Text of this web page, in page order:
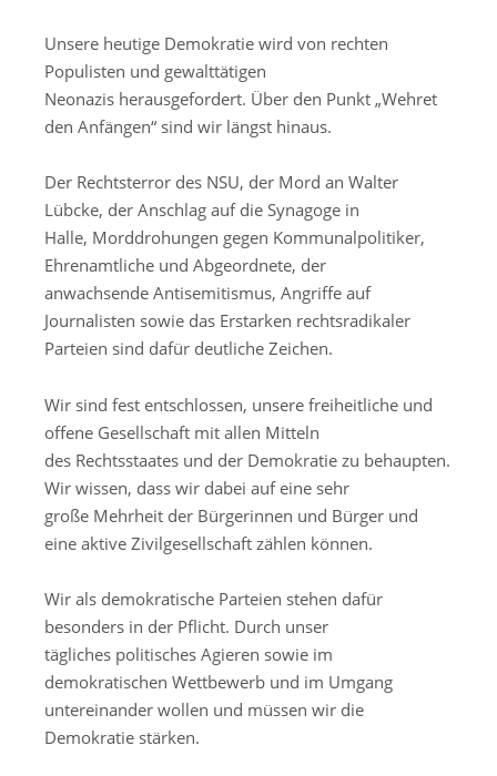
Unsere heutige Demokratie wird von rechten
Populisten und gewalttätigen
Neonazis herausgefordert. Über den Punkt „Wehret
den Anfängen“ sind wir längst hinaus.
Der Rechtsterror des NSU, der Mord an Walter
Lübcke, der Anschlag auf die Synagoge in
Halle, Morddrohungen gegen Kommunalpolitiker,
Ehrenamtliche und Abgeordnete, der
anwachsende Antisemitismus, Angriffe auf
Journalisten sowie das Erstarken rechtsradikaler
Parteien sind dafür deutliche Zeichen.
Wir sind fest entschlossen, unsere freiheitliche und
offene Gesellschaft mit allen Mitteln
des Rechtsstaates und der Demokratie zu behaupten.
Wir wissen, dass wir dabei auf eine sehr
große Mehrheit der Bürgerinnen und Bürger und
eine aktive Zivilgesellschaft zählen können.
Wir als demokratische Parteien stehen dafür
besonders in der Pflicht. Durch unser
tägliches politisches Agieren sowie im
demokratischen Wettbewerb und im Umgang
untereinander wollen und müssen wir die
Demokratie stärken.